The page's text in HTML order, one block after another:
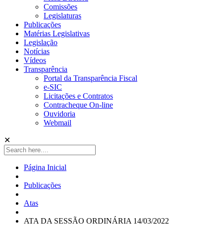
Comissões
Legislaturas
Publicações
Matérias Legislativas
Legislação
Notícias
Vídeos
Transparência
Portal da Transparência Fiscal
e-SIC
Licitações e Contratos
Contracheque On-line
Ouvidoria
Webmail
✕
Página Inicial
Publicações
Atas
ATA DA SESSÃO ORDINÁRIA 14/03/2022